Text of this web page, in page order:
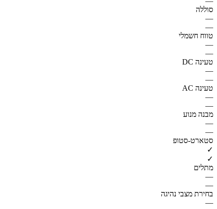
סוללה
—
—
טווח חשמלי
—
—
טעינה DC
—
—
טעינה AC
—
—
מבנה מנוע
—
—
סטארט-סטופ
✓
✓
מתלים
—
—
בחירת מצבי נהיגה
—